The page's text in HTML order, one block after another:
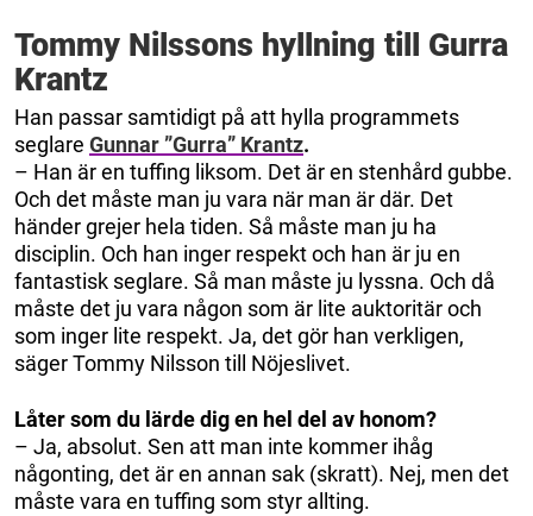
Tommy Nilssons hyllning till Gurra
Krantz
Han passar samtidigt på att hylla programmets
seglare Gunnar ”Gurra” Krantz.
– Han är en tuffing liksom. Det är en stenhård gubbe.
Och det måste man ju vara när man är där. Det
händer grejer hela tiden. Så måste man ju ha
disciplin. Och han inger respekt och han är ju en
fantastisk seglare. Så man måste ju lyssna. Och då
måste det ju vara någon som är lite auktoritär och
som inger lite respekt. Ja, det gör han verkligen,
säger Tommy Nilsson till Nöjeslivet.
Låter som du lärde dig en hel del av honom?
– Ja, absolut. Sen att man inte kommer ihåg
någonting, det är en annan sak (skratt). Nej, men det
måste vara en tuffing som styr allting.